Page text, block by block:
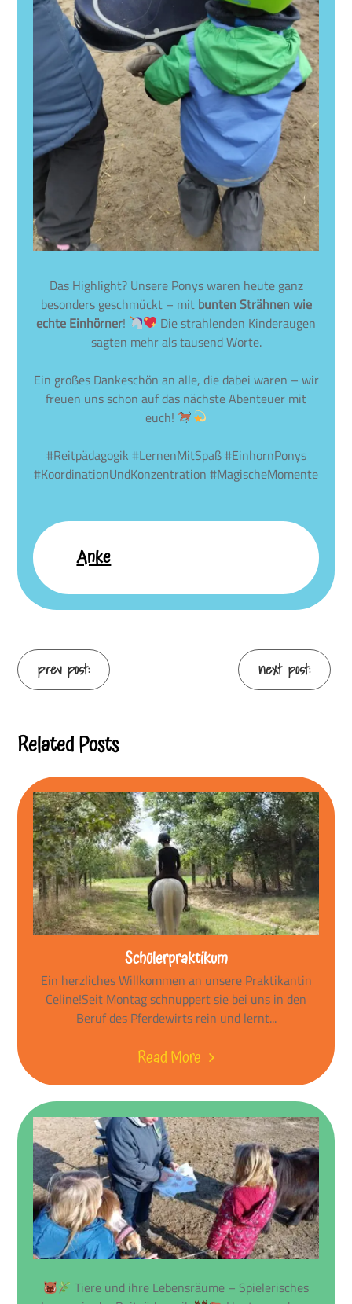
Das Highlight? Unsere Ponys waren heute ganz
besonders geschmückt – mit bunten Strähnen wie
echte Einhörner!
Die strahlenden Kinderaugen
sagten mehr als tausend Worte.
Ein großes Dankeschön an alle, die dabei waren – wir
freuen uns schon auf das nächste Abenteuer mit
euch!
#Reitpädagogik #LernenMitSpaß #EinhornPonys
#KoordinationUndKonzentration #MagischeMomente
Anke
Continue
prev post: next post:
Related Posts
Schülerpraktikum
Ein herzliches Willkommen an unsere Praktikantin
Celine!Seit Montag schnuppert sie bei uns in den
Beruf des Pferdewirts rein und lernt...
Read More
Tiere und ihre Lebensräume – Spielerisches